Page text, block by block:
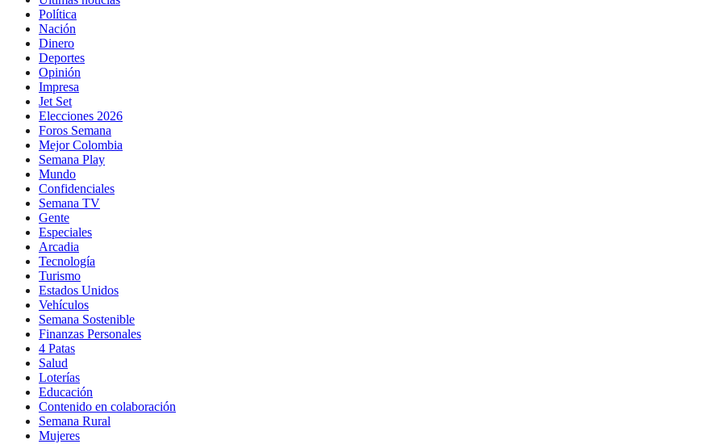
Política
Nación
Dinero
Deportes
Opinión
Impresa
Jet Set
Elecciones 2026
Foros Semana
Mejor Colombia
Semana Play
Mundo
Confidenciales
Semana TV
Gente
Especiales
Arcadia
Tecnología
Turismo
Estados Unidos
Vehículos
Semana Sostenible
Finanzas Personales
4 Patas
Salud
Loterías
Educación
Contenido en colaboración
Semana Rural
Mujeres